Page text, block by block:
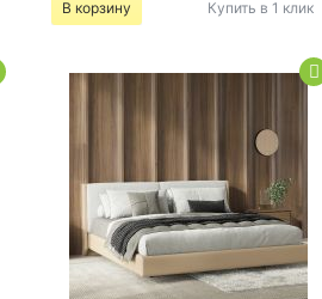
В корзину Купить в 1 клик